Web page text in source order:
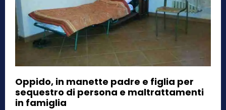
Oppido, in manette padre e figlia per
sequestro di persona e maltrattamenti
in famiglia